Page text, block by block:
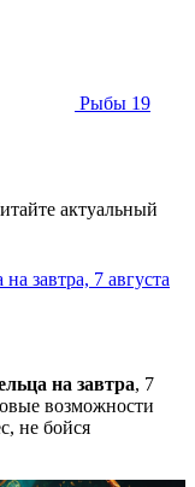
Рыбы 19
актуальный
завтра, 7 августа
на завтра, 7
возможности
не бойся